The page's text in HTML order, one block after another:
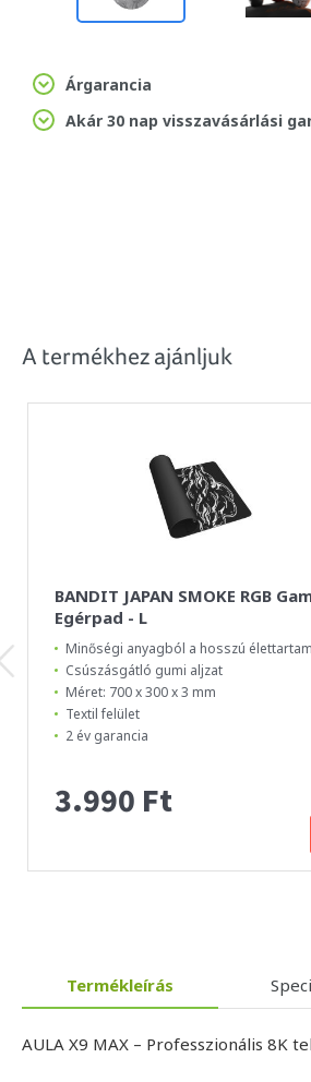
Árgarancia
Akár 30 nap visszavásárlási
A termékhez ajánljuk
BANDIT JAPAN SMOKE RGB
Egérpad - L
Minőségi anyagból a hosszú
Csúszásgátló gumi aljzat
Méret: 700 x 300 x 3 mm
Textil felület
2 év garancia
3.990 Ft
Termékleírás
AULA X9 MAX – Professzionális 8K